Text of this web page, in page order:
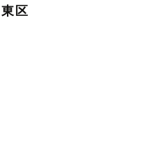
区